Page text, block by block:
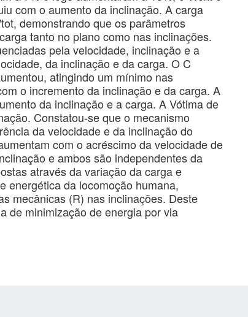
com o aumento da inclinação. A carga
demonstrando que os parâmetros
tanto no plano como nas inclinações.
pela velocidade, inclinação e a
da inclinação e da carga. O C
atingindo um mínimo nas
o incremento da inclinação e da carga. A
da inclinação e a carga. A Vótima de
Constatou-se que o mecanismo
da velocidade e da inclinação do
com o acréscimo da velocidade de
e ambos são independentes da
através da variação da carga e
energética da locomoção humana,
mecânicas (R) nas inclinações. Deste
de minimização de energia por via